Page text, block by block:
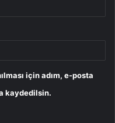
için adım, e-posta
kaydedilsin.